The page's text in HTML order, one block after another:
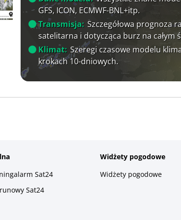
GFS, ICON, ECMWF-BNL+itp.
Transmisja: Szczegółowa prognoza
satelitarna i dotycząca burz na całym
Klimat: Szeregi czasowe modelu
krokach 10-dniowych.
Sat24
Sat24
Widżety pogodowe
Widżety pogodowe